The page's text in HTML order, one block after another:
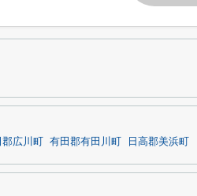
広川町 有田郡有田川町 日高郡美浜町